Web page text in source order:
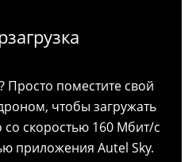
Просто поместите свой
чтобы загружать
скоростью 160 Мбит/с
приложения Autel Sky.